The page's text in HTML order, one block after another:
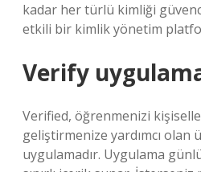
kadar her türlü kimliği
etkili bir kimlik yönetim
Verify
Verified, öğrenmenizi
geliştirmenize yardımcı olan
uygulamadır. Uygulama